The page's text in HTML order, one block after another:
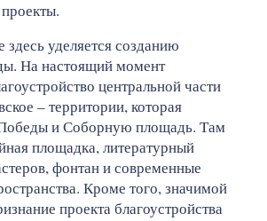
уделяется созданию
На настоящий момент
центральной части
– территории, которая
и Соборную площадь. Там
площадка, литературный
фонтан и современные
Кроме того, значимой
проекта благоустройства